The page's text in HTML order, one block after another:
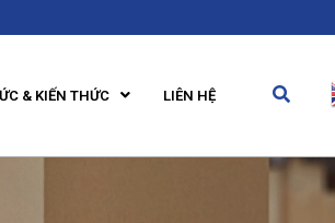
& KIẾN THỨC LIÊN HỆ